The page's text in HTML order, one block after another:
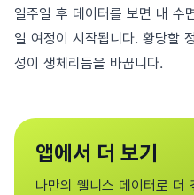
일주일 후 데이터를 보면 내 수
일 여정이 시작됩니다. 황당할
성이 생체리듬을 바꿉니다.
앱에서 더 보기
나만의 웰니스 데이터로 더